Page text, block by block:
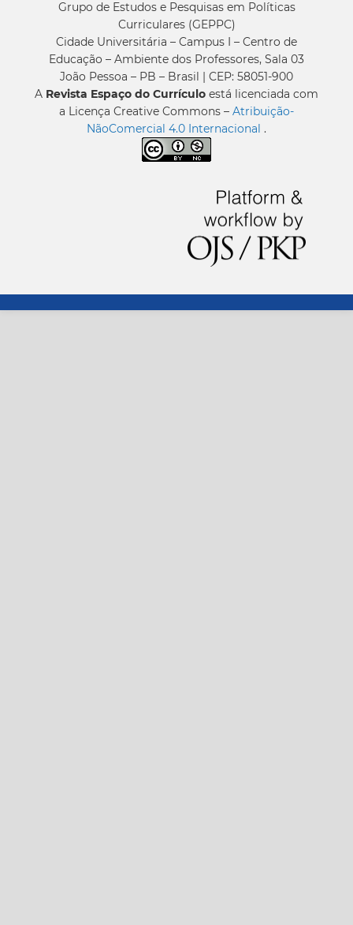
Grupo de Estudos e Pesquisas em Políticas
Curriculares (GEPPC)
Cidade Universitária – Campus I – Centro de
Educação – Ambiente dos Professores, Sala 03
João Pessoa – PB – Brasil | CEP: 58051-900
A Revista Espaço do Currículo está licenciada com
a Licença Creative Commons – Atribuição-
NãoComercial 4.0 Internacional .